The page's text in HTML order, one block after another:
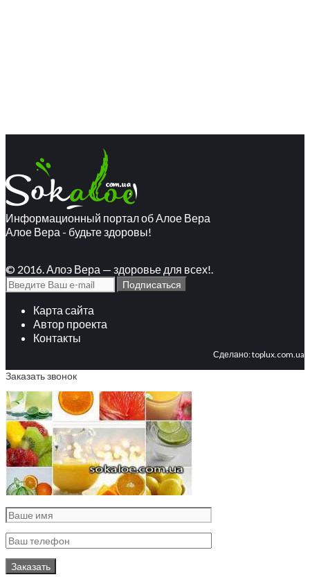
Информационный портал об Алое Вера
Алое Вера - будьте здоровы!
© 2016. Алоэ Вера — здоровье для всех!.
Карта сайта
Автор проекта
Контакты
Сделано:toplux.com.ua
Заказать звонок